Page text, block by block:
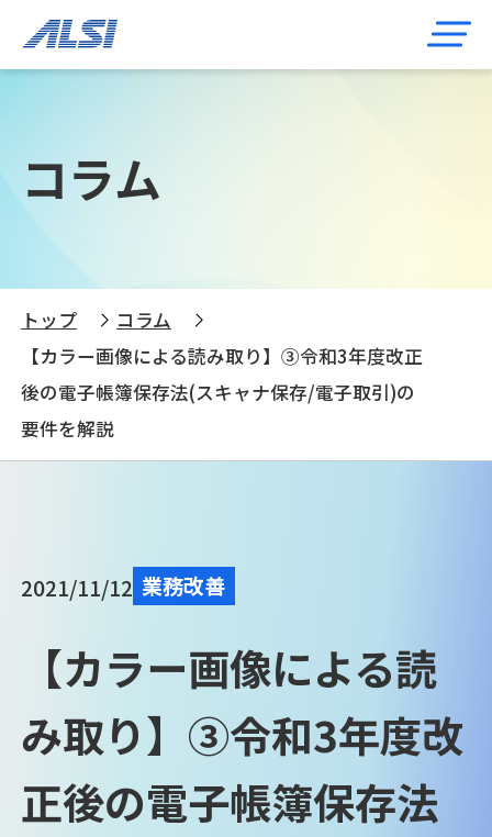
コラム
トップ
コラム
【カラー画像による読み取り】③令和3年度改正
後の電子帳簿保存法(スキャナ保存/電子取引)の
要件を解説
2021/11/12 業務改善
【カラー画像による読
み取り】③令和3年度改
正後の電子帳簿保存法